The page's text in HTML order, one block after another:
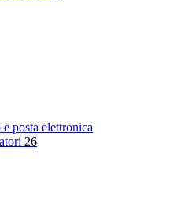
posta elettronica
26